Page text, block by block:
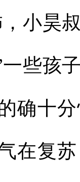
小昊
些孩
确十
在复